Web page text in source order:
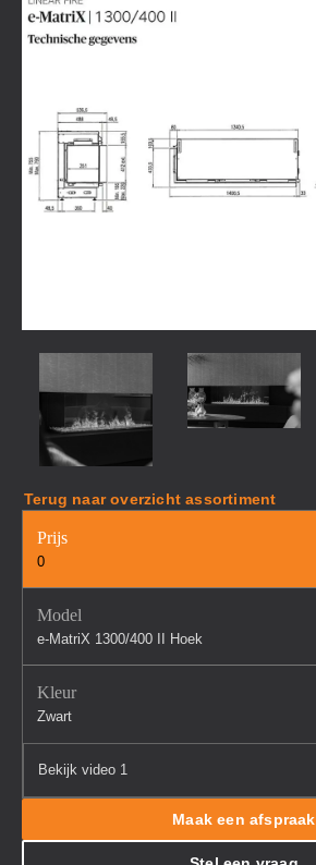
Terug naar overzicht assortiment
Prijs
0
Model
e-MatriX 1300/400 II Hoek
Kleur
Zwart
Bekijk video 1
Maak een afspraak